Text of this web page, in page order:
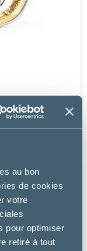
au bon
de cookies
votre
pour optimiser
retiré à tout
CHAT